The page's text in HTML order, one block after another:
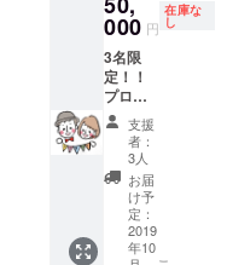
始時間
は多少
可能性
があり
ます。
プロ
ジェク
ト終了
後、チ
ケット
か優し
い未来
のHPに
もえ
ちゃ
ん、
ANKAZ
U、優し
い未来
より、
感謝を
込めて
お礼の
メール
もお送
り致し
になる
までの
作り方
付き) ・
もえ
ちゃん
絵葉書
・優し
い未来
サイン
入り写
真集 ・
『ぼく
000 円
在庫な
し
3名限
定！！
プロ
ジェク
ト限定
特典あ
り！ ・
CD付き
絵本 ・
10月13
日の出
支援
者：
3人
お届
け予
定：
2019
年10